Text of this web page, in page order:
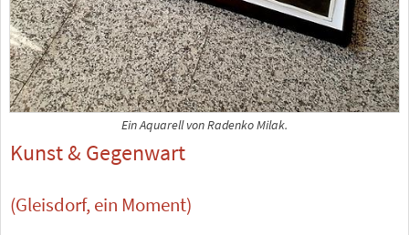
Ein Aquarell von Radenko Milak.
Kunst & Gegenwart
(Gleisdorf, ein Moment)